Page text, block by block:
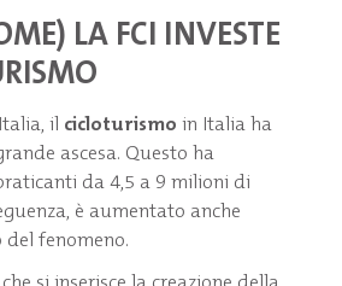
LA FCI INVESTE
il cicloturismo in Italia ha
ascesa. Questo ha
da 4,5 a 9 milioni di
è aumentato anche
fenomeno.